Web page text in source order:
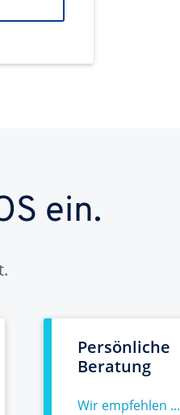
ein.
Persönliche
Beratung
Wir empfehlen ...